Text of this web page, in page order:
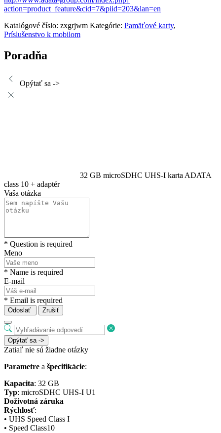
action=product_feature&cid=7&piid=203&lan=en
Katalógové číslo: zxgrjwm Kategórie: Pamäťové karty,
Príslušenstvo k mobilom
Poradňa
Opýtať sa ->
32 GB microSDHC UHS-I karta ADATA
class 10 + adaptér
Vaša otázka
* Question is required
Meno
* Name is required
E-mail
* Email is required
Odoslať Zrušiť
Opýtať sa ->
Zatiaľ nie sú žiadne otázky
Parametre a špecifikácie:
Kapacita: 32 GB
Typ: microSDHC UHS-I U1
Doživotná záruka
Rýchlosť:
• UHS Speed Class I
• Speed Class10